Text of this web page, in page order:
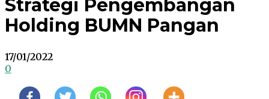
Strategi Pengembangan
Holding BUMN Pangan
17/01/2022
0